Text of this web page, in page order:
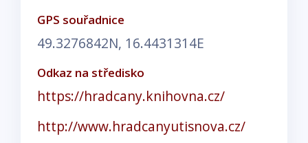
GPS souřadnice
49.3276842N, 16.4431314E
Odkaz na středisko
https://hradcany.knihovna.cz/
http://www.hradcanyutisnova.cz/